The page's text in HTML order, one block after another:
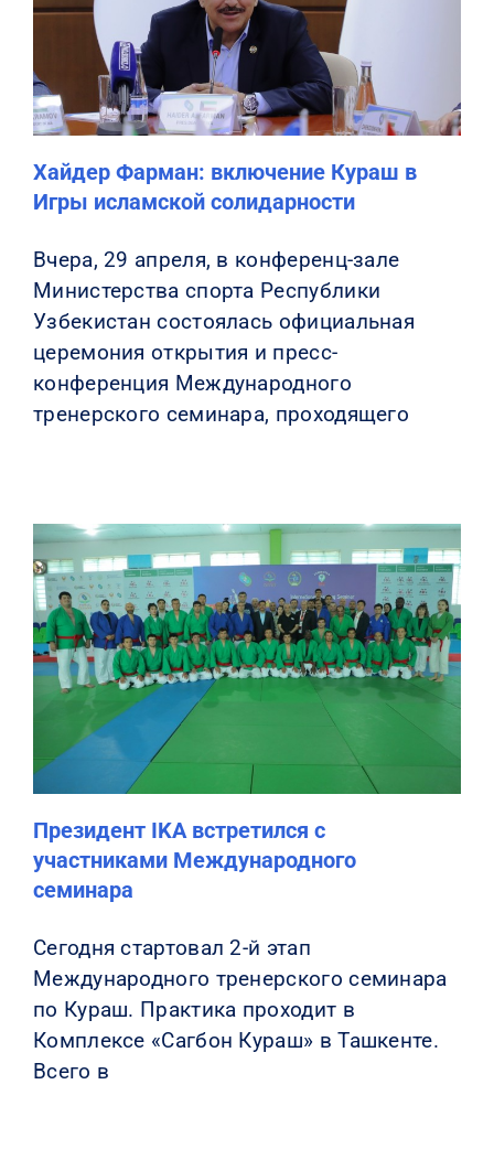
КОНТАКТЫ
Хайдер Фарман: включение Кураш в
Игры исламской солидарности
Вчера, 29 апреля, в конференц-зале
Министерства спорта Республики
Узбекистан состоялась официальная
церемония открытия и пресс-
конференция Международного
тренерского семинара, проходящего
Президент IKA встретился с
участниками Международного
семинара
Сегодня стартовал 2-й этап
Международного тренерского семинара
по Кураш. Практика проходит в
Комплексе «Сагбон Кураш» в Ташкенте.
Всего в